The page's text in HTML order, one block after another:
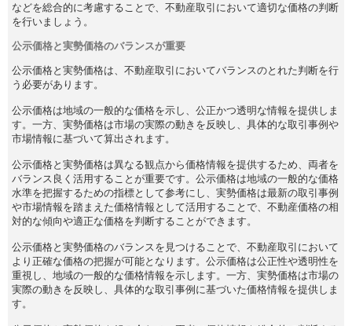
などを総合的に考慮することで、不動産取引において適切な価格の判断
を行いましょう。
公示価格と実勢価格のバランスが重要
公示価格と実勢価格は、不動産取引においてバランスのとれた判断を行
う必要があります。
公示価格は地域の一般的な価格を示し、公正かつ透明な情報を提供しま
す。一方、実勢価格は市場の実際の動きを反映し、具体的な取引事例や
市場情報に基づいて算出されます。
公示価格と実勢価格は異なる観点から価格情報を提供するため、両者を
バランス良く活用することが重要です。公示価格は地域の一般的な価格
水準を把握するための指標として参考にし、実勢価格は最新の取引事例
や市場情報を踏まえた価格情報として活用することで、不動産価格の相
対的な傾向や適正な価格を判断することができます。
公示価格と実勢価格のバランスを見つけることで、不動産取引において
より正確な価格の把握が可能となります。公示価格は公正性や透明性を
重視し、地域の一般的な価格情報を示します。一方、実勢価格は市場の
実際の動きを反映し、具体的な取引事例に基づいた価格情報を提供しま
す。